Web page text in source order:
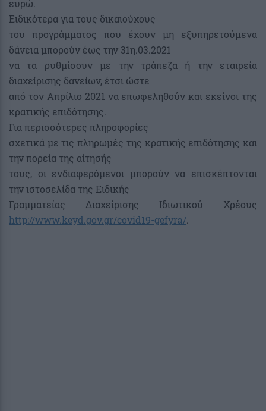
ευρώ.
Ειδικότερα για τους δικαιούχους
του προγράμματος που έχουν μη εξυπηρετούμενα
δάνεια μπορούν έως την 31η.03.2021
να τα ρυθμίσουν με την τράπεζα ή την εταιρεία
διαχείρισης δανείων, έτσι ώστε
από τον Απρίλιο 2021 να επωφεληθούν και εκείνοι της
κρατικής επιδότησης.
Για περισσότερες πληροφορίες
σχετικά με τις πληρωμές της κρατικής επιδότησης και
την πορεία της αίτησής
τους, οι ενδιαφερόμενοι μπορούν να επισκέπτονται
την ιστοσελίδα της Ειδικής
Γραμματείας Διαχείρισης Ιδιωτικού Χρέους
http://www.keyd.gov.gr/covid19-gefyra/.